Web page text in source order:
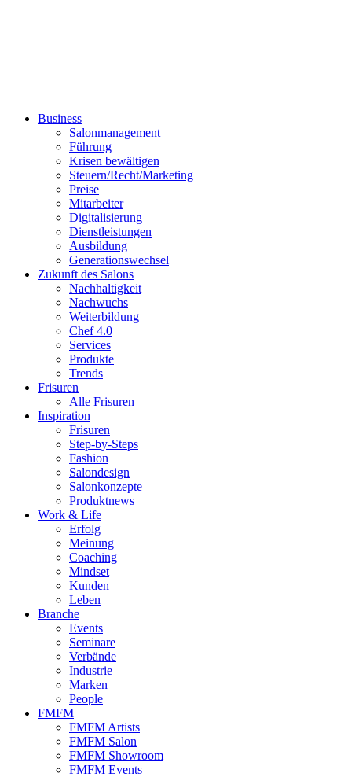
Business
Salonmanagement
Führung
Krisen bewältigen
Steuern/Recht/Marketing
Preise
Mitarbeiter
Digitalisierung
Dienstleistungen
Ausbildung
Generationswechsel
Zukunft des Salons
Nachhaltigkeit
Nachwuchs
Weiterbildung
Chef 4.0
Services
Produkte
Trends
Frisuren
Alle Frisuren
Inspiration
Frisuren
Step-by-Steps
Fashion
Salondesign
Salonkonzepte
Produktnews
Work & Life
Erfolg
Meinung
Coaching
Mindset
Kunden
Leben
Branche
Events
Seminare
Verbände
Industrie
Marken
People
FMFM
FMFM Artists
FMFM Salon
FMFM Showroom
FMFM Events